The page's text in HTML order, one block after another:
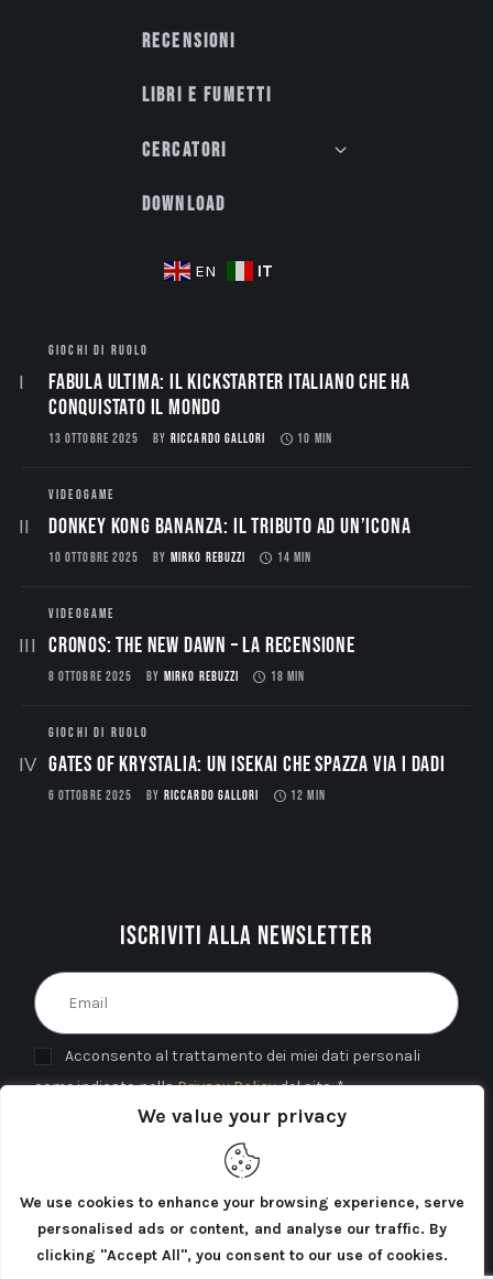
We value your privacy
We use cookies to enhance your browsing experience, serve
personalised ads or content, and analyse our traffic. By
clicking "Accept All", you consent to our use of cookies.
Recensioni
Libri e fumetti
Cercatori
Download
EN IT
GIOCHI DI RUOLO
Fabula Ultima: il Kickstarter italiano che ha
conquistato il mondo
13 OTTOBRE 2025 BY RICCARDO GALLORI 10 MIN
VIDEOGAME
Donkey Kong Bananza: Il Tributo ad un’Icona
10 OTTOBRE 2025 BY MIRKO REBUZZI 14 MIN
VIDEOGAME
CRONOS: THE NEW DAWN – La Recensione
8 OTTOBRE 2025 BY MIRKO REBUZZI 18 MIN
GIOCHI DI RUOLO
Gates of Krystalia: Un Isekai che spazza via i dadi
6 OTTOBRE 2025 BY RICCARDO GALLORI 12 MIN
Iscriviti alla newsletter
Acconsento al trattamento dei miei dati personali
come indicato nellaPrivacy Policydel sito. *
INVIA